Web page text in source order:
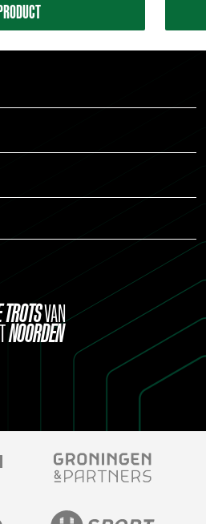
TROTSVAN
NOORDEN